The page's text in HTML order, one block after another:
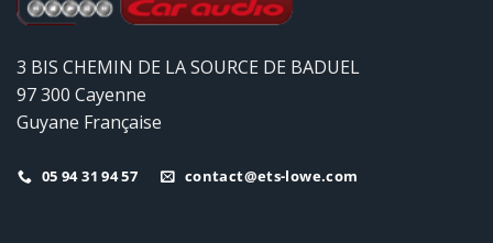
3 BIS CHEMIN DE LA SOURCE DE BADUEL
97 300 Cayenne
Guyane Française
05 94 31 94 57 contact@ets-lowe.com